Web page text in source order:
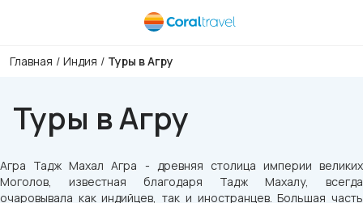
Главная / Индия / Туры в Агру
Туры в Агру
Агра Тадж Махал Агра - древняя столица империи великих
Моголов, известная благодаря Тадж Махалу, всегда
очаровывала как индийцев, так и иностранцев. Большая часть